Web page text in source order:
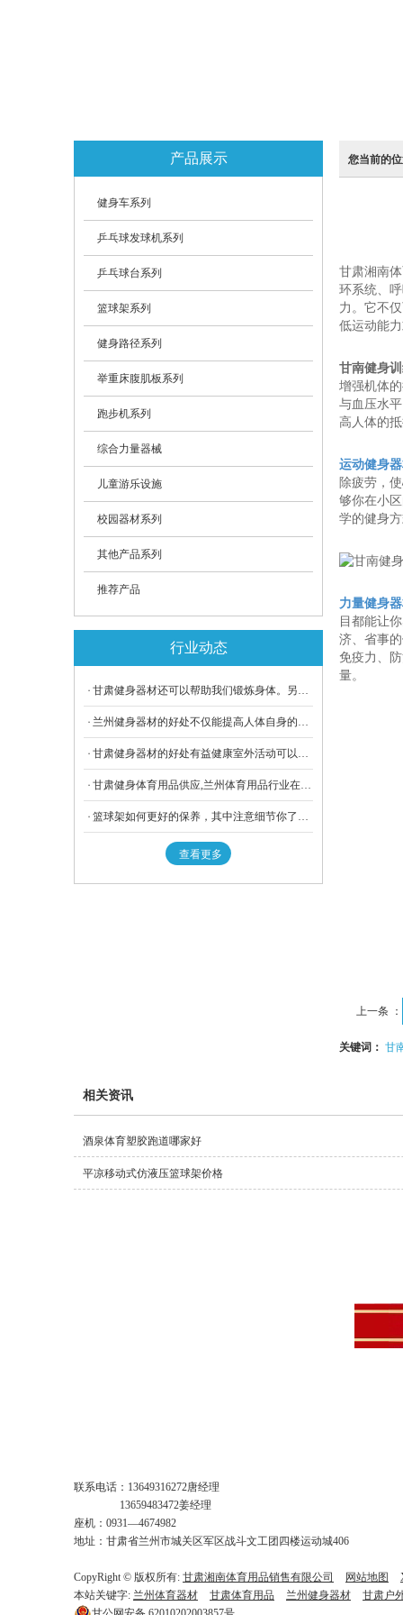
您当前的
甘肃湘南
环系统、
力。它不
低运动能
甘南健身
增强机体
与血压水
高人体的
运动健身
除疲劳，
够你在小
学的健身
力量健身
目都能让
济、省事
免疫力、
量。
上一条 ：
关键词： 甘
产品展示
健身车系列
乒乓球发球机系列
乒乓球台系列
篮球架系列
健身路径系列
举重床腹肌板系列
跑步机系列
综合力量器械
儿童游乐设施
校园器材系列
其他产品系列
推荐产品
行业动态
甘肃健身器材还可以帮助我们锻炼身体。另外，兰州健身器材还有防震、防水、耐磨等功能。我们在选择健身器材时一般会根据自己的需要来进行选择。
兰州健身器材的好处不仅能提高人体自身的抵抗力，还可以增强人体对外界环境的适应性。能够减少运动后疲劳感。
甘肃​健身器材的好处有益健康室外活动可以提高人体的免疫力，促进新陈代谢、降低血液中胆固醇含量、减少病症发生率。
甘肃健身体育用品供应,兰州体育用品行业在国民经济中的地位日益重要，甘肃体育用品行业的发展潜力巨大。
篮球架如何更好的保养，其中注意细节你了解吗？
查看更多
相关资讯
酒泉体育塑胶跑道哪家好
平凉移动式仿液压篮球架价格
联系电话：13649316272唐经理
13659483472姜经理
座机：0931—4674982
地址：甘肃省兰州市城关区军区战斗文工团四楼运动城406
CopyRight © 版权所有: 甘肃湘南体育用品销售有限公司 网站地图
本站关键字: 兰州体育器材 甘肃体育用品 兰州健身器材
甘肃户